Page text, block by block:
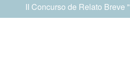
II Concurso de Relato Breve